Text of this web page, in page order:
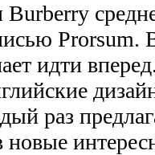
Prorsum.
идти
раз
новые